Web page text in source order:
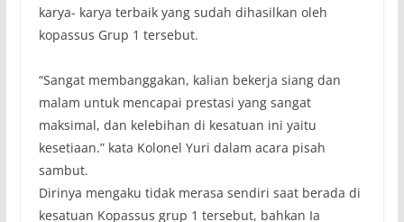
karya- karya terbaik yang sudah dihasilkan oleh
kopassus Grup 1 tersebut.
“Sangat membanggakan, kalian bekerja siang dan
malam untuk mencapai prestasi yang sangat
maksimal, dan kelebihan di kesatuan ini yaitu
kesetiaan.” kata Kolonel Yuri dalam acara pisah
sambut.
Dirinya mengaku tidak merasa sendiri saat berada di
kesatuan Kopassus grup 1 tersebut, bahkan Ia